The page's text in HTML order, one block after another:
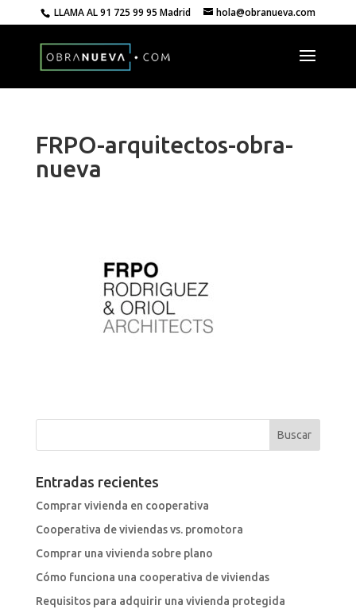
LLAMA AL91 725 99 95 Madrid hola@obranueva.com
FRPO-arquitectos-obra-
nueva
Entradas recientes
Comprar vivienda en cooperativa
Cooperativa de viviendas vs. promotora
Comprar una vivienda sobre plano
Cómo funciona una cooperativa de viviendas
Requisitos para adquirir una vivienda protegida